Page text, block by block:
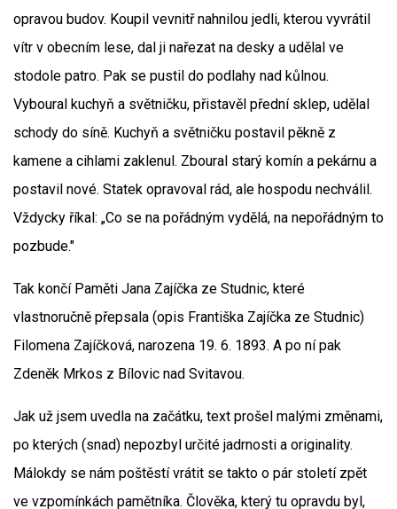
opravou budov. Koupil vevnitř nahnilou jedli, kterou vyvrátil
vítr v obecním lese, dal ji nařezat na desky a udělal ve
stodole patro. Pak se pustil do podlahy nad kůlnou.
Vyboural kuchyň a světničku, přistavěl přední sklep, udělal
schody do síně. Kuchyň a světničku postavil pěkně z
kamene a cihlami zaklenul. Zboural starý komín a pekárnu a
postavil nové. Statek opravoval rád, ale hospodu nechválil.
Vždycky říkal: „Co se na pořádným vydělá, na nepořádným to
pozbude."
Tak končí Paměti Jana Zajíčka ze Studnic, které
vlastnoručně přepsala (opis Františka Zajíčka ze Studnic)
Filomena Zajíčková, narozena 19. 6. 1893. A po ní pak
Zdeněk Mrkos z Bílovic nad Svitavou.
Jak už jsem uvedla na začátku, text prošel malými změnami,
po kterých (snad) nepozbyl určité jadrnosti a originality.
Málokdy se nám poštěstí vrátit se takto o pár století zpět
ve vzpomínkách pamětníka. Člověka, který tu opravdu byl,